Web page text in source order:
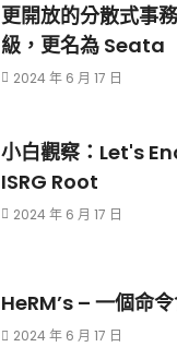
更開放的分散式事
級，更名為 Seata
2024 年 6 月 17 日
小白觀察：Let's
ISRG Root
2024 年 6 月 17 日
HeRM’s – 一個命
2024 年 6 月 17 日